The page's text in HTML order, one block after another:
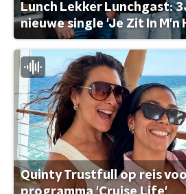
Lunch Lekker Lunchgast:
nieuwe single 'Je Zit In M'n
Quinty Trustfull op reis